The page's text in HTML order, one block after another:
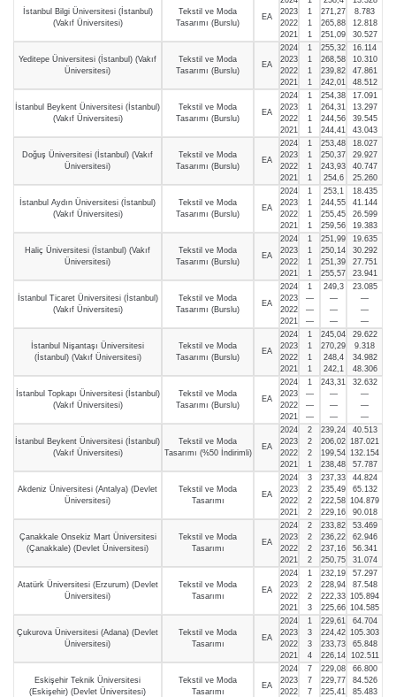
İstanbul Bilgi Üniversitesi (İstanbul)
(Vakıf Üniversitesi)
Tekstil ve Moda
Tasarımı (Burslu)
EA
2023
2022
2021
1
1
1
271,27
265,88
251,09
8.783
12.818
30.527
Yeditepe Üniversitesi (İstanbul) (Vakıf
Üniversitesi)
Tekstil ve Moda
Tasarımı (Burslu)
EA
2024
2023
2022
2021
1
1
1
1
255,32
268,58
239,82
242,01
16.114
10.310
47.861
48.512
İstanbul Beykent Üniversitesi (İstanbul)
(Vakıf Üniversitesi)
Tekstil ve Moda
Tasarımı (Burslu)
EA
2024
2023
2022
2021
1
1
1
1
254,38
264,31
244,56
244,41
17.091
13.297
39.545
43.043
Doğuş Üniversitesi (İstanbul) (Vakıf
Üniversitesi)
Tekstil ve Moda
Tasarımı (Burslu)
EA
2024
2023
2022
2021
1
1
1
1
253,48
250,37
243,93
254,6
18.027
29.927
40.747
25.260
İstanbul Aydın Üniversitesi (İstanbul)
(Vakıf Üniversitesi)
Tekstil ve Moda
Tasarımı (Burslu)
EA
2024
2023
2022
2021
1
1
1
1
253,1
244,55
255,45
259,56
18.435
41.144
26.599
19.383
Haliç Üniversitesi (İstanbul) (Vakıf
Üniversitesi)
Tekstil ve Moda
Tasarımı (Burslu)
EA
2024
2023
2022
2021
1
1
1
1
251,99
250,14
251,39
255,57
19.635
30.292
27.751
23.941
İstanbul Ticaret Üniversitesi (İstanbul)
(Vakıf Üniversitesi)
Tekstil ve Moda
Tasarımı (Burslu)
EA
2024
2023
2022
2021
1
—
—
—
249,3
—
—
—
23.085
—
—
—
İstanbul Nişantaşı Üniversitesi
(İstanbul) (Vakıf Üniversitesi)
Tekstil ve Moda
Tasarımı (Burslu)
EA
2024
2023
2022
2021
1
1
1
1
245,04
270,29
248,4
242,1
29.622
9.318
34.982
48.306
İstanbul Topkapı Üniversitesi (İstanbul)
(Vakıf Üniversitesi)
Tekstil ve Moda
Tasarımı (Burslu)
EA
2024
2023
2022
2021
1
—
—
—
243,31
—
—
—
32.632
—
—
—
İstanbul Beykent Üniversitesi (İstanbul)
(Vakıf Üniversitesi)
Tekstil ve Moda
Tasarımı (%50 İndirimli)
EA
2024
2023
2022
2021
2
2
2
1
239,24
206,02
199,54
238,48
40.513
187.021
132.154
57.787
Akdeniz Üniversitesi (Antalya) (Devlet
Üniversitesi)
Tekstil ve Moda
Tasarımı
EA
2024
2023
2022
2021
3
2
2
2
237,33
235,49
222,58
229,16
44.824
65.132
104.879
90.018
Çanakkale Onsekiz Mart Üniversitesi
(Çanakkale) (Devlet Üniversitesi)
Tekstil ve Moda
Tasarımı
EA
2024
2023
2022
2021
2
2
2
2
233,82
236,22
237,16
250,75
53.469
62.946
56.341
31.074
Atatürk Üniversitesi (Erzurum) (Devlet
Üniversitesi)
Tekstil ve Moda
Tasarımı
EA
2024
2023
2022
2021
1
2
2
3
232,19
228,94
222,33
225,66
57.297
87.548
105.894
104.585
Çukurova Üniversitesi (Adana) (Devlet
Üniversitesi)
Tekstil ve Moda
Tasarımı
EA
2024
2023
2022
2021
1
3
3
4
229,61
224,42
233,73
226,14
64.704
105.303
65.848
102.511
Eskişehir Teknik Üniversitesi
(Eskişehir) (Devlet Üniversitesi)
Tekstil ve Moda
Tasarımı
EA
2024
2023
2022
7
7
7
229,08
229,77
225,41
66.800
84.526
85.483